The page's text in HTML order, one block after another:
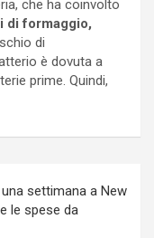
che ha coinvolto
di formaggio,
di
è dovuta a
prime. Quindi,
settimana a New
le spese da